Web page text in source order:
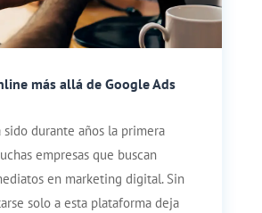
más allá de Google Ads
sido durante años la primera
empresas que buscan
en marketing digital. Sin
solo a esta plataforma deja